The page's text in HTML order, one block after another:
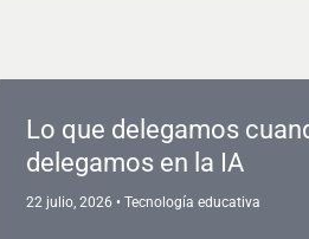
Lo que delegamos
delegamos en la IA
22 julio, 2026•Tecnología educativa